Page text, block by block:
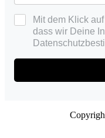
Mit dem Klick
dass wir Deine